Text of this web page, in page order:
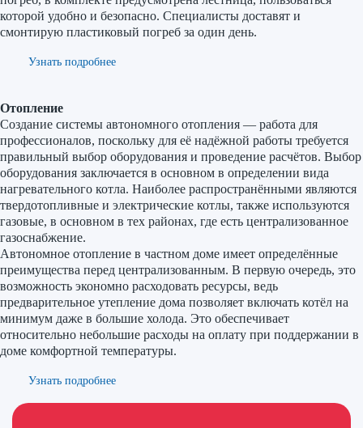
которой удобно и безопасно. Специалисты доставят и
смонтирую пластиковый погреб за один день.
Узнать подробнее
Отопление
Создание системы автономного отопления — работа для
профессионалов, поскольку для её надёжной работы требуется
правильный выбор оборудования и проведение расчётов. Выбор
оборудования заключается в основном в определении вида
нагревательного котла. Наиболее распространёнными являются
твердотопливные и электрические котлы, также используются
газовые, в основном в тех районах, где есть централизованное
газоснабжение.
Автономное отопление в частном доме имеет определённые
преимущества перед централизованным. В первую очередь, это
возможность экономно расходовать ресурсы, ведь
предварительное утепление дома позволяет включать котёл на
минимум даже в большие холода. Это обеспечивает
относительно небольшие расходы на оплату при поддержании в
доме комфортной температуры.
Узнать подробнее